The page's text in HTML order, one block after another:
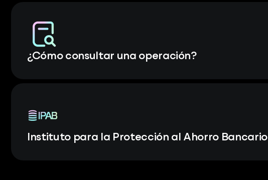
¿Cómo consultar una operación?
Instituto para la Protección al Ahorro Bancario